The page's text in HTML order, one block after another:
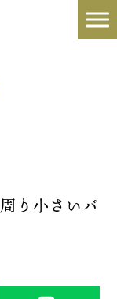
り小さいバ